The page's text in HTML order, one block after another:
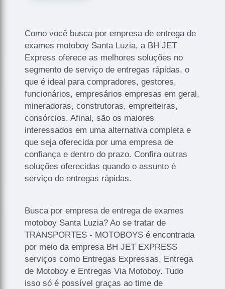
Como você busca por empresa de entrega de
exames motoboy Santa Luzia, a BH JET
Express oferece as melhores soluções no
segmento de serviço de entregas rápidas, o
que é ideal para compradores, gestores,
funcionários, empresários empresas em geral,
mineradoras, construtoras, empreiteiras,
consórcios. Afinal, são os maiores
interessados em uma alternativa completa e
que seja oferecida por uma empresa de
confiança e dentro do prazo. Confira outras
soluções oferecidas quando o assunto é
serviço de entregas rápidas.
Busca por empresa de entrega de exames
motoboy Santa Luzia? Ao se tratar de
TRANSPORTES - MOTOBOYS é encontrada
por meio da empresa BH JET EXPRESS
serviços como Entregas Expressas, Entrega
de Motoboy e Entregas Via Motoboy. Tudo
isso só é possível graças ao time de